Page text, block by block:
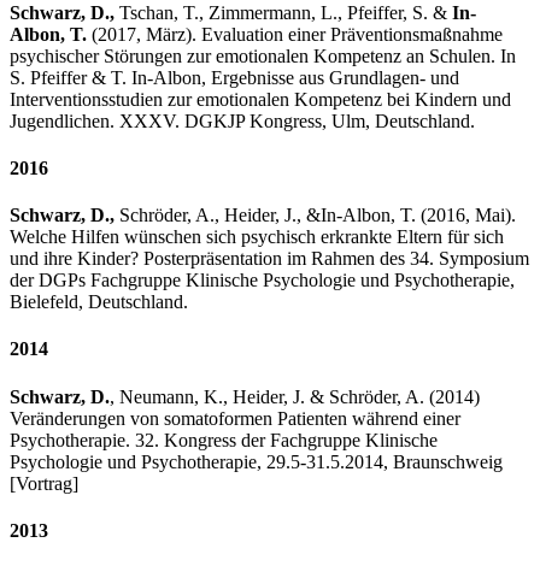
Schwarz, D., Tschan, T., Zimmermann, L., Pfeiffer, S. & In-
Albon, T. (2017, März). Evaluation einer Präventionsmaßnahme
psychischer Störungen zur emotionalen Kompetenz an Schulen. In
S. Pfeiffer & T. In-Albon, Ergebnisse aus Grundlagen- und
Interventionsstudien zur emotionalen Kompetenz bei Kindern und
Jugendlichen. XXXV. DGKJP Kongress, Ulm, Deutschland.
2016
Schwarz, D., Schröder, A., Heider, J., &In-Albon, T. (2016, Mai).
Welche Hilfen wünschen sich psychisch erkrankte Eltern für sich
und ihre Kinder? Posterpräsentation im Rahmen des 34. Symposium
der DGPs Fachgruppe Klinische Psychologie und Psychotherapie,
Bielefeld, Deutschland.
2014
Schwarz, D., Neumann, K., Heider, J. & Schröder, A. (2014)
Veränderungen von somatoformen Patienten während einer
Psychotherapie. 32. Kongress der Fachgruppe Klinische
Psychologie und Psychotherapie, 29.5-31.5.2014, Braunschweig
[Vortrag]
2013